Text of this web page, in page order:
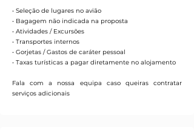
• Seleção de lugares no avião
• Bagagem não indicada na proposta
• Atividades / Excursões
• Transportes internos
• Gorjetas / Gastos de caráter pessoal
• Taxas turísticas a pagar diretamente no alojamento
Fala com a nossa equipa caso queiras contratar
serviços adicionais